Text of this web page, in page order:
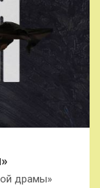
драмы»